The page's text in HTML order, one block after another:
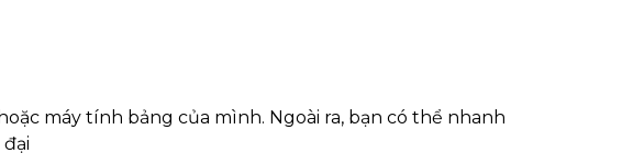
máy tính bảng của mình. Ngoài ra, bạn có thể nhanh